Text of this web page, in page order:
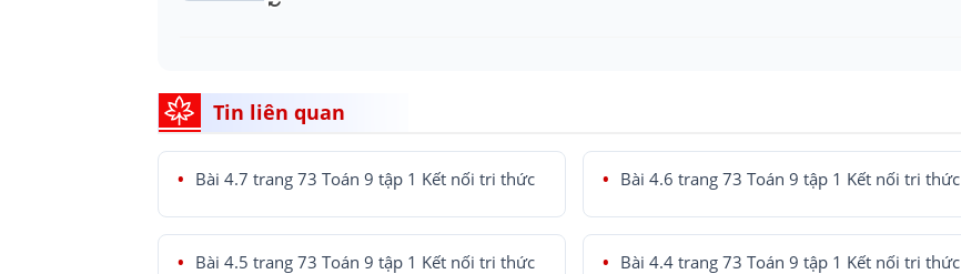
Tin liên quan
Bài 4.7 trang 73 Toán 9 tập 1 Kết nối tri thức Bài 4.6 trang 73 Toán 9 tập 1 Kết nối tri thức
Bài 4.5 trang 73 Toán 9 tập 1 Kết nối tri thức Bài 4.4 trang 73 Toán 9 tập 1 Kết nối tri thức